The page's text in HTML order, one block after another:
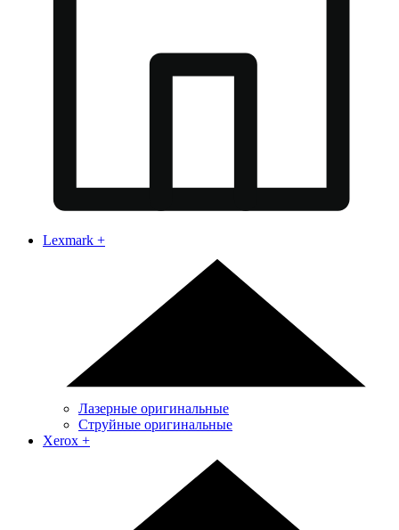
Lexmark +
Лазерные оригинальные
Струйные оригинальные
Xerox +